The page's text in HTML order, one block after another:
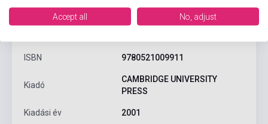
Termékjellemzők
ISBN 9780521009911
Kiadó
CAMBRIDGE UNIVERSITY
PRESS
Kiadási év 2001
Accept all No, adjust